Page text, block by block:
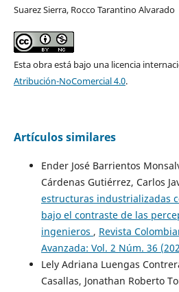
Suarez Sierra, Rocco Tarantino Alvarado
Esta obra está bajo una licencia
Atribución-NoComercial 4.0.
Artículos similares
Ender José Barrientos
Cárdenas Gutiérrez, Carlos
estructuras industrializadas
bajo el contraste de las
ingenieros , Revista
Avanzada: Vol. 2 Núm. 36
Lely Adriana Luengas
Casallas, Jonathan Roberto